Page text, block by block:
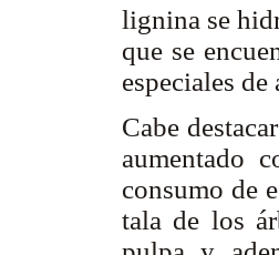
lignina se
que se
especiales
Cabe
aumentado
consumo de
tala de los